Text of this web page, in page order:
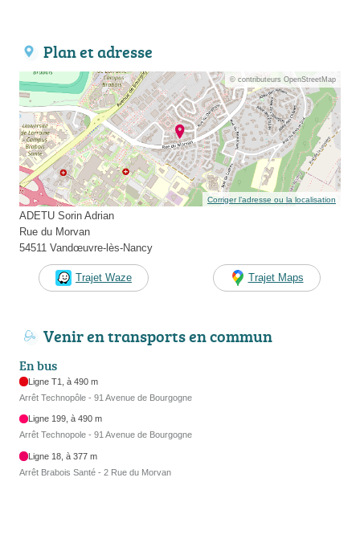
Plan et adresse
© contributeurs OpenStreetMap
Corriger l’adresse ou la localisation
ADETU Sorin Adrian
Rue du Morvan
54511 Vandœuvre-lès-Nancy
Trajet Waze Trajet Maps
Venir en transports en commun
En bus
Ligne T1, à 490 m
Arrêt Technopôle - 91 Avenue de Bourgogne
Ligne 199, à 490 m
Arrêt Technopole - 91 Avenue de Bourgogne
Ligne 18, à 377 m
Arrêt Brabois Santé - 2 Rue du Morvan